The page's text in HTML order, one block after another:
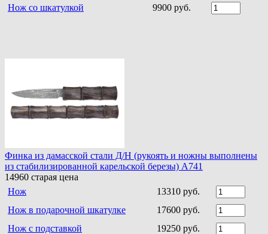
Нож со шкатулкой 9900 руб.
Финка из дамасской стали Д/Н (рукоять и ножны выполнены
из стабилизированной карельской березы) A741
14960 старая цена
Нож
13310 руб.
Нож в подарочной шкатулке
17600 руб.
Нож с подставкой
19250 руб.